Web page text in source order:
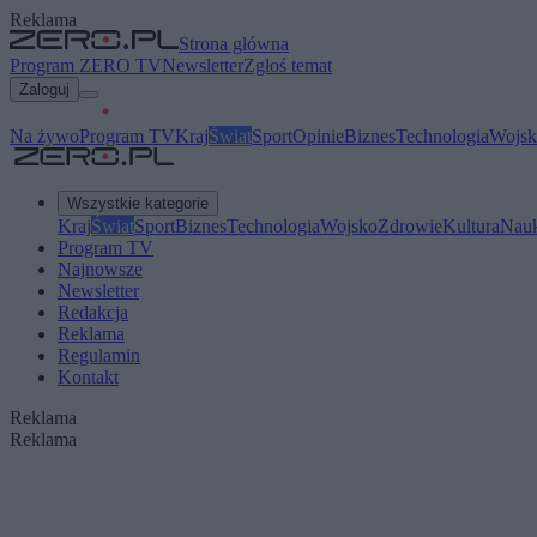
Reklama
Strona główna
Program ZERO TVNewsletterZgłoś temat
Zaloguj
Na żywoProgram TVKrajŚwiatSportOpinieBiznesTechnologia
Wszystkie kategorie
KrajŚwiatSportBiznesTechnologiaWojskoZdrowieKultura
Program TV
Najnowsze
Newsletter
Redakcja
Reklama
Regulamin
Kontakt
Reklama
Reklama